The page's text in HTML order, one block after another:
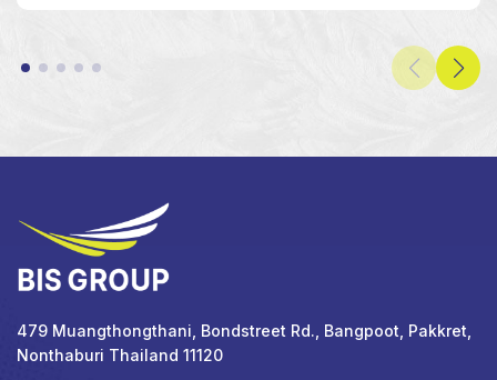
479 Muangthongthani, Bondstreet Rd., Bangpoot, Pakkret,
Nonthaburi Thailand 11120